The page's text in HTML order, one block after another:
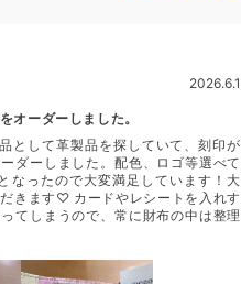
2026.6.1
オーダーしました。
として革製品を探していて、刻印が
ダーしました。配色、ロゴ等選べて
なったので大変満足しています！大
きます♡ カードやレシートを入れす
てしまうので、常に財布の中は整理